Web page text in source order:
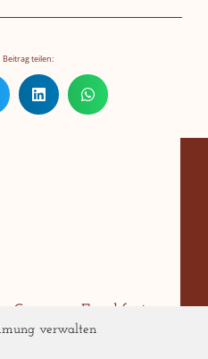
verwalten
Beitrag teilen:
Genuss in Frankfurt-
Snacks &